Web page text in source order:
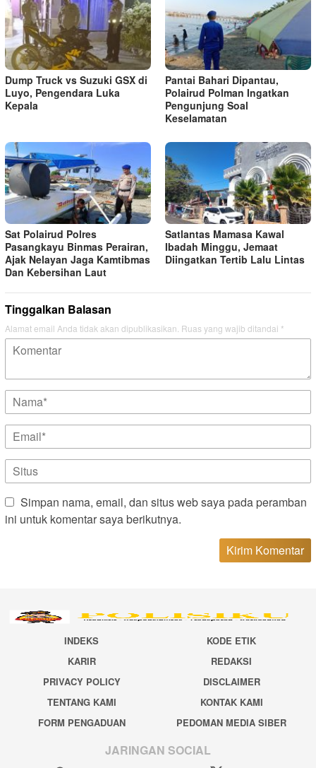
Dump Truck vs Suzuki GSX di
Luyo, Pengendara Luka
Kepala
Pantai Bahari Dipantau,
Polairud Polman Ingatkan
Pengunjung Soal
Keselamatan
Sat Polairud Polres
Pasangkayu Binmas Perairan,
Ajak Nelayan Jaga Kamtibmas
Dan Kebersihan Laut
Satlantas Mamasa Kawal
Ibadah Minggu, Jemaat
Diingatkan Tertib Lalu Lintas
Tinggalkan Balasan
Alamat email Anda tidak akan dipublikasikan. Ruas yang wajib ditandai *
Simpan nama, email, dan situs web saya pada peramban
ini untuk komentar saya berikutnya.
INDEKS
KODE ETIK
KARIR
REDAKSI
PRIVACY POLICY
DISCLAIMER
TENTANG KAMI
KONTAK KAMI
FORM PENGADUAN
PEDOMAN MEDIA SIBER
JARINGAN SOCIAL